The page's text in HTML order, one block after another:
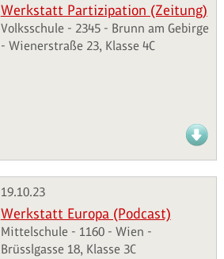
Werkstatt Partizipation (Zeitung)
Volksschule - 2345 - Brunn am Gebirge
- Wienerstraße 23, Klasse 4C
19.10.23
Werkstatt Europa (Podcast)
Mittelschule - 1160 - Wien -
Brüsslgasse 18, Klasse 3C